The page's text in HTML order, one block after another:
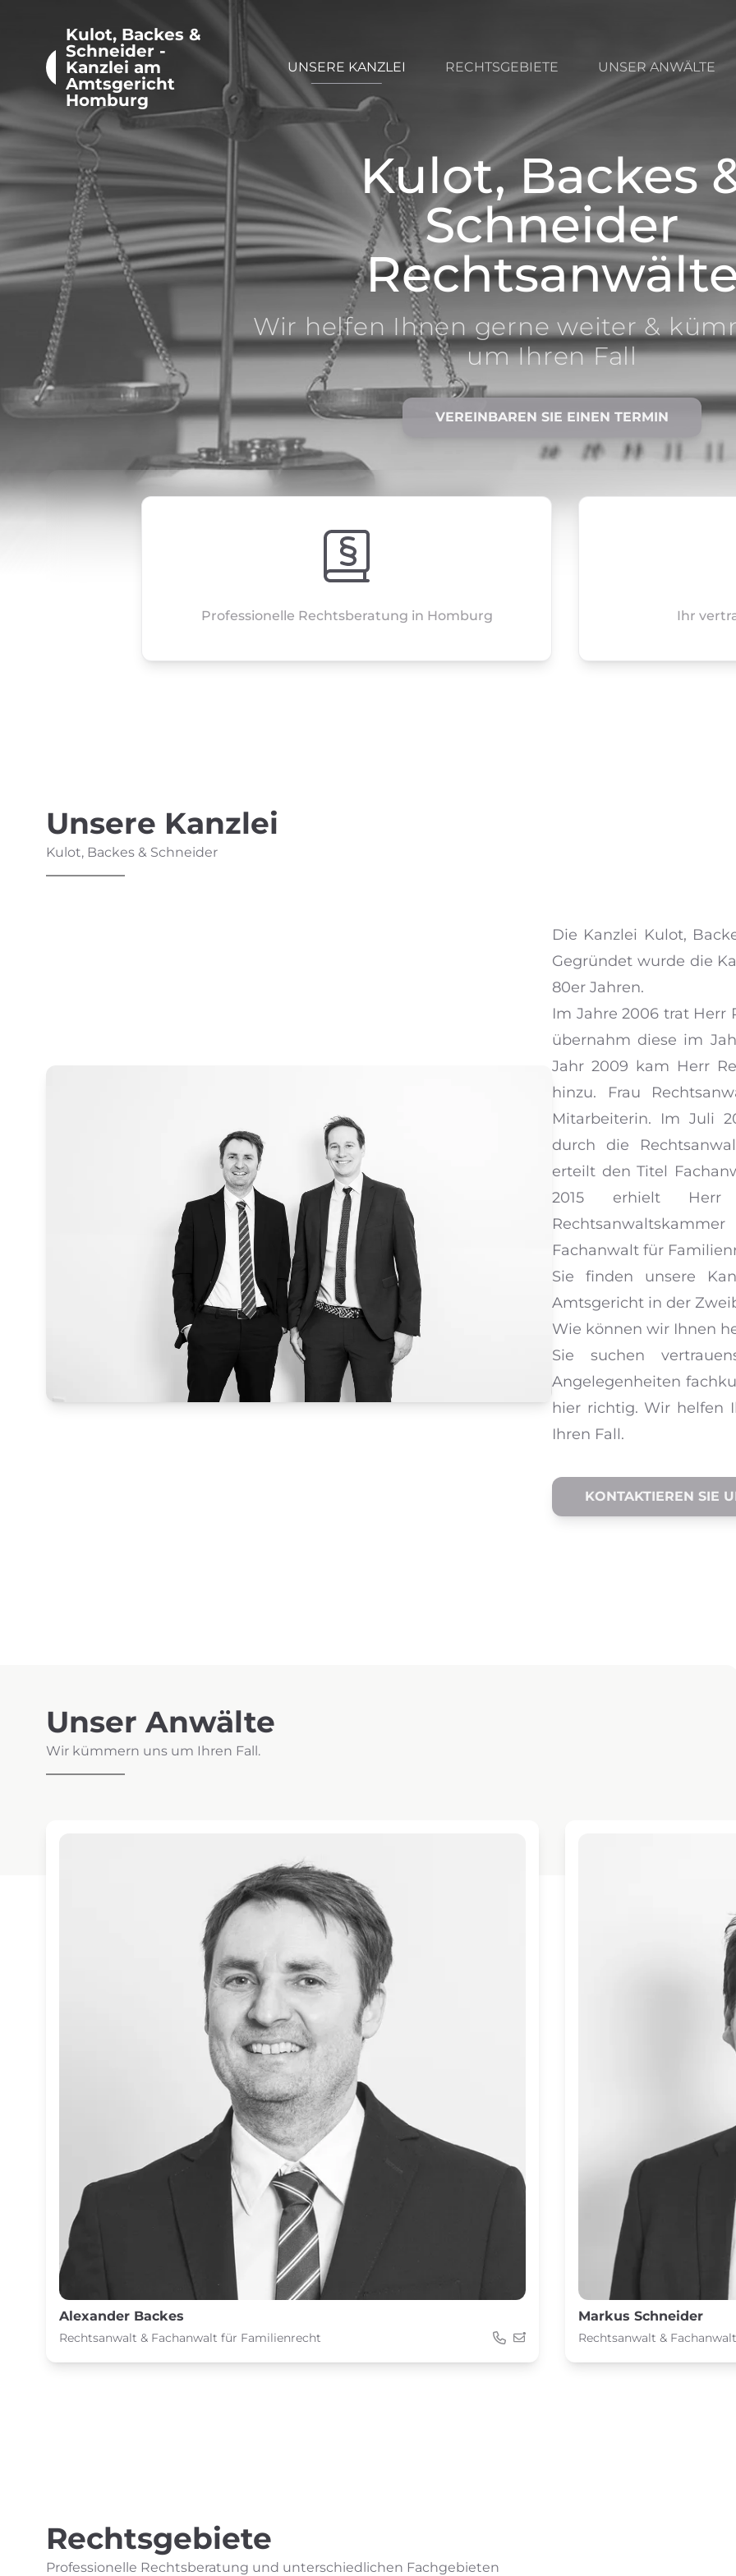
Kulot, Backes &
Schneider -
Kanzlei am
Amtsgericht
Homburg
UNSERE KANZLEI RECHTSGEBIETE UNSER ANWÄLTE
Kulot, Backes
Schneider
Wir helfen Ihnen gerne weiter &
um Ihren Fall
VEREINBAREN SIE EINEN TERMIN
Professionelle Rechtsberatung in Homburg Ihr
Unsere Kanzlei
Kulot, Backes & Schneider
Die Kanzlei Kulot,
Gegründet wurde die
80er Jahren.
Im Jahre 2006 trat Herr
übernahm diese im
Jahr 2009 kam Herr
hinzu. Frau
Mitarbeiterin. Im Juli
durch die
erteilt den Titel
2015 erhielt Herr
Fachanwalt für
Sie finden unsere
Amtsgericht in der
Wie können wir Ihnen
Sie suchen
Angelegenheiten
hier richtig. Wir helfen
Ihren Fall.
KONTAKTIEREN SIE
Unser Anwälte
Wir kümmern uns um Ihren Fall.
Alexander Backes
Rechtsanwalt & Fachanwalt für Familienrecht
Markus Schneider
Rechtsanwalt &
Rechtsgebiete
Professionelle Rechtsberatung und unterschiedlichen Fachgebieten